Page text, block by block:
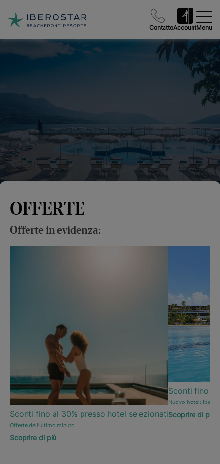
ContattoAccountMenu
OFFERTE
Offerte in evidenza:
Sconti fino al 30% presso hotel selezionati
Offerte dell’ultimo minuto
Scoprire di più
Sconti fino al
Nuovo hotel:
Scoprire di più